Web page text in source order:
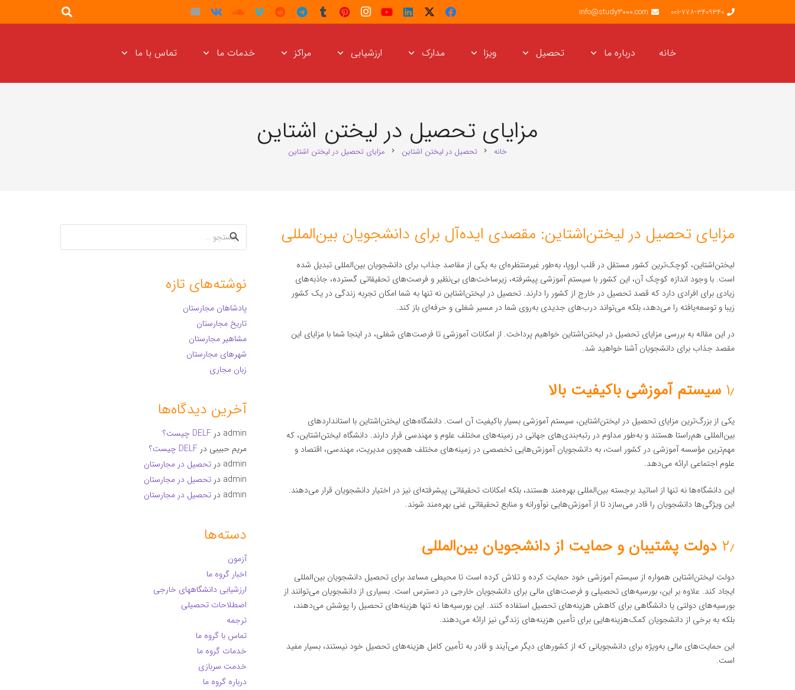
001-778-3409340
info@study3000.com
خانه درباره ما تحصیل ویزا مدارک ارزشیابی مراکز خدمات ما تماس با ما
مزایای تحصیل در لیختن‌ اشتاین
خانه chevron_right تحصیل در لیختن‌ اشتاین chevron_right مزایای تحصیل در لیختن‌ اشتاین
مزایای تحصیل در لیختن‌اشتاین: مقصدی ایده‌آل برای دانشجویان بین‌المللی
لیختن‌اشتاین، کوچک‌ترین کشور مستقل در قلب اروپا، به‌طور غیرمنتظره‌ای به یکی از مقاصد جذاب برای دانشجویان بین‌المللی تبدیل شده
است. با وجود اندازه کوچک آن، این کشور با سیستم آموزشی پیشرفته، زیرساخت‌های بی‌نظیر و فرصت‌های تحقیقاتی گسترده، جاذبه‌های
زیادی برای افرادی دارد که قصد تحصیل در خارج از کشور را دارند. تحصیل در لیختن‌اشتاین نه تنها به شما امکان تجربه زندگی در یک کشور
زیبا و توسعه‌یافته را می‌دهد، بلکه می‌تواند درب‌های جدیدی به‌روی شما در مسیر شغلی و حرفه‌ای باز کند.
در این مقاله به بررسی مزایای تحصیل در لیختن‌اشتاین خواهیم پرداخت. از امکانات آموزشی تا فرصت‌های شغلی، در اینجا شما با مزایای این
مقصد جذاب برای دانشجویان آشنا خواهید شد.
۱٫ سیستم آموزشی باکیفیت بالا
یکی از بزرگ‌ترین مزایای تحصیل در لیختن‌اشتاین، سیستم آموزشی بسیار باکیفیت آن است. دانشگاه‌های لیختن‌اشتاین با استانداردهای
بین‌المللی هم‌راستا هستند و به‌طور مداوم در رتبه‌بندی‌های جهانی در زمینه‌های مختلف علوم و مهندسی قرار دارند. دانشگاه لیختن‌اشتاین، که
مهم‌ترین مؤسسه آموزشی در کشور است، به دانشجویان آموزش‌هایی تخصصی در زمینه‌های مختلف همچون مدیریت، مهندسی، اقتصاد و
علوم اجتماعی ارائه می‌دهد.
این دانشگاه‌ها نه تنها از اساتید برجسته بین‌المللی بهره‌مند هستند، بلکه امکانات تحقیقاتی پیشرفته‌ای نیز در اختیار دانشجویان قرار می‌دهند.
این ویژگی‌ها دانشجویان را قادر می‌سازد تا از آموزش‌هایی نوآورانه و منابع تحقیقاتی غنی بهره‌مند شوند.
۲٫ دولت پشتیبان و حمایت از دانشجویان بین‌المللی
دولت لیختن‌اشتاین همواره از سیستم آموزشی خود حمایت کرده و تلاش کرده است تا محیطی مساعد برای تحصیل دانشجویان بین‌المللی
ایجاد کند. علاوه بر این، بورسیه‌های تحصیلی و فرصت‌های مالی برای دانشجویان خارجی در دسترس است. بسیاری از دانشجویان می‌توانند از
بورسیه‌های دولتی یا دانشگاهی برای کاهش هزینه‌های تحصیل استفاده کنند. این بورسیه‌ها نه تنها هزینه‌های تحصیل را پوشش می‌دهند،
بلکه به برخی از دانشجویان کمک‌هزینه‌هایی برای تأمین هزینه‌های زندگی نیز ارائه می‌دهند.
این حمایت‌های مالی به‌ویژه برای دانشجویانی که از کشورهای دیگر می‌آیند و قادر به تأمین کامل هزینه‌های تحصیل خود نیستند، بسیار مفید
است.
جستجو
برای:
نوشته‌های تازه
پادشاهان مجارستان
تاریخ مجارستان
مشاهیر مجارستان
شهرهای مجارستان
زبان مجاری
آخرین دیدگاه‌ها
admin در DELF چیست؟
مریم حبیبی در DELF چیست؟
admin در تحصیل در مجارستان
admin در تحصیل در مجارستان
admin در تحصیل در مجارستان
دسته‌ها
آزمون
اخبار گروه ما
ارزشیابی دانشگاههای خارجی
اصطلاحات تحصیلی
ترجمه
تماس با گروه ما
خدمات گروه ما
خدمت سربازی
درباره گروه ما